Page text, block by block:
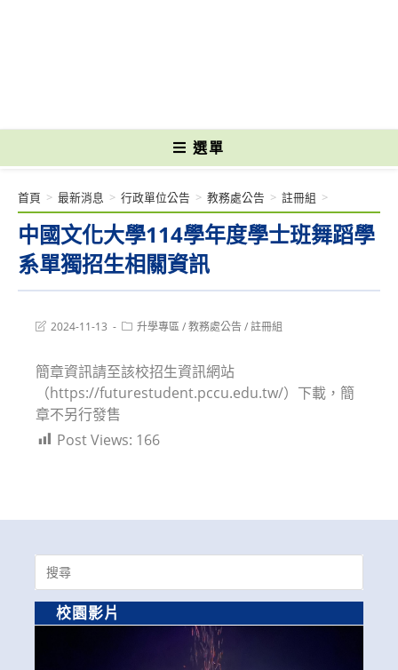
選單
中國文化大學114學年度學士班舞蹈學
系單獨招生相關資訊
首頁 > 最新消息 > 行政單位公告 > 教務處公告 > 註冊組 >
Post2024-11-13
Post升學專區/教務處公告/註冊組
簡章資訊請至該校招生資訊網站
（https://futurestudent.pccu.edu.tw/）下載，簡
章不另行發售
Post Views: 166
Search
for:
校園影片